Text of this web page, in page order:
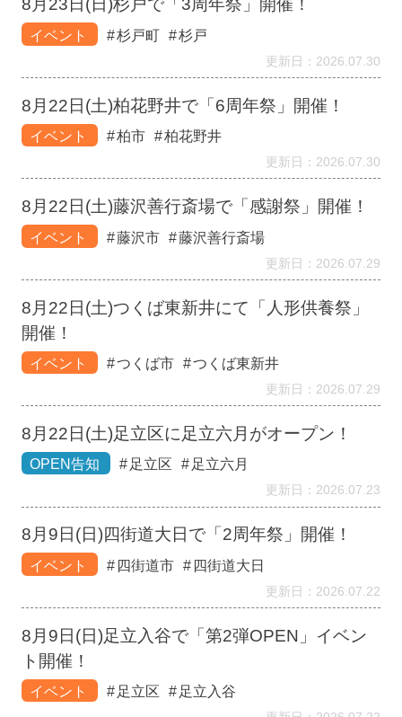
8月23日(日)杉戸で「3周年祭」開催！
イベント 杉戸町 杉戸
更新日：2026.07.30
8月22日(土)柏花野井で「6周年祭」開催！
イベント 柏市 柏花野井
更新日：2026.07.30
8月22日(土)藤沢善行斎場で「感謝祭」開催！
イベント 藤沢市 藤沢善行斎場
更新日：2026.07.29
8月22日(土)つくば東新井にて「人形供養祭」
開催！
イベント つくば市 つくば東新井
更新日：2026.07.29
8月22日(土)足立区に足立六月がオープン！
OPEN告知 足立区 足立六月
更新日：2026.07.23
8月9日(日)四街道大日で「2周年祭」開催！
イベント 四街道市 四街道大日
更新日：2026.07.22
8月9日(日)足立入谷で「第2弾OPEN」イベン
ト開催！
イベント 足立区 足立入谷